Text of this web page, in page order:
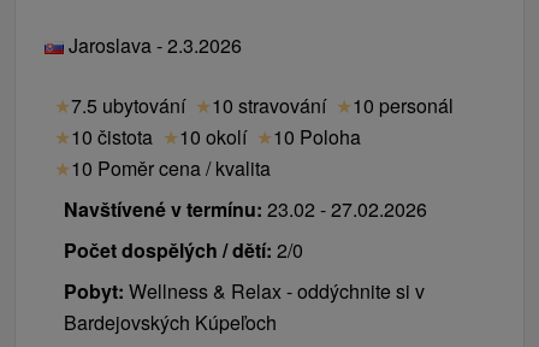
Jaroslava - 2.3.2026
★7.5 ubytování ★10 stravování ★10 personál
★10 čistota ★10 okolí ★10 Poloha
★10 Poměr cena / kvalita
Navštívené v termínu: 23.02 - 27.02.2026
Počet dospělých / dětí: 2/0
Pobyt: Wellness & Relax - oddýchnite si v
Bardejovských Kúpeľoch